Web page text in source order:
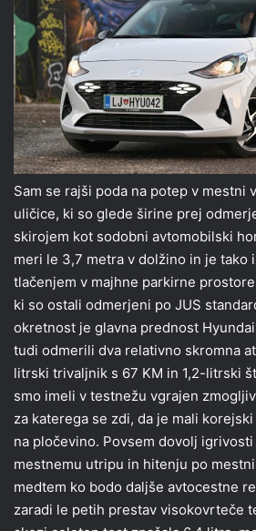
Sam se rajši poda na potep v mestni
uličice, ki so glede širine prej
skirojem kot sodobni avtomobilski
meri le 3,7 metra v dolžino in je tako
tlačenjem v majhne parkirne
ki so ostali odmerjeni po JUS
okretnost je glavna prednost
tudi odmerili dva relativno skromna
litrski trivaljnik s 67 KM in 1,2-litrski
smo imeli v testnežu vgrajen
za katerega se zdi, da je mali
na pločevino. Povsem dovolj
mestnemu utripu in hitenju po
medtem ko bodo daljše avtocestne
zaradi le petih prestav visokovrteče